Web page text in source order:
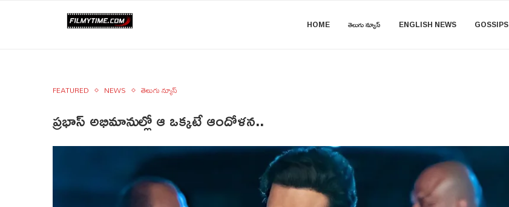
HOME తెలుగు న్యూస్ ENGLISH NEWS GOSSIPS
FEATURED NEWS తెలుగు న్యూస్
ప్రభాస్ అభిమానుల్లో ఆ ఒక్కటే ఆందోళన..